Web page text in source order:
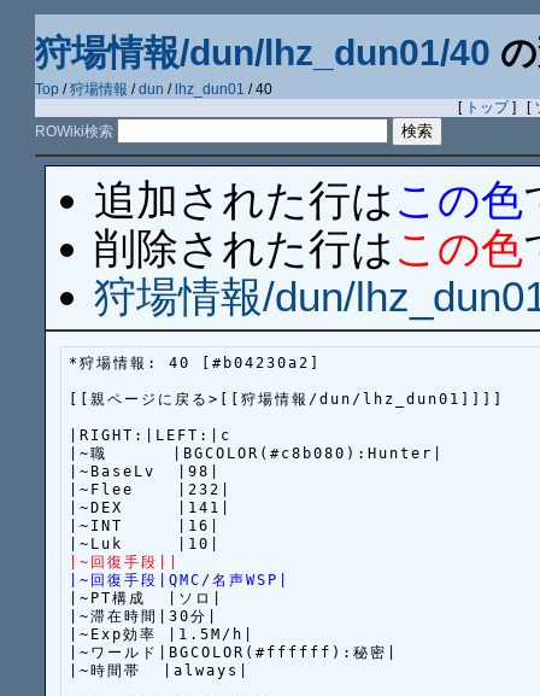
狩場情報/dun/lhz_dun01/40
Top /狩場情報 /dun / lhz_dun01 / 40
[ トップ] [
ROWiki検索
追加された行は この色
削除された行は この色
狩場情報/dun/
*狩場情報: 40 [#b04230a2]
[[親ページに戻る>[[狩場情報/dun/lhz_dun01]]]]
|RIGHT:|LEFT:|c
|~職      |BGCOLOR(#c8b080):Hunter|
|~BaseLv  |98|
|~Flee    |232|
|~DEX     |141|
|~INT     |16|
|~回復手段||
|~回復手段|QMC/名声WSP|
|~PT構成  |ソロ|
|~滞在時間|30分|
|~Exp効率 |1.5M/h|
|~ワールド|BGCOLOR(#ffffff):秘密|
|~時間帯  |always|